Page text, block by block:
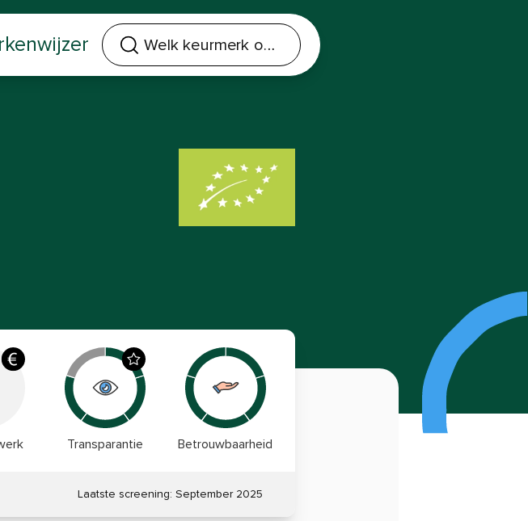
Welk keurmerk of product zoek je?
Transparantie Betrouwbaarheid
Laatste screening: September 2025